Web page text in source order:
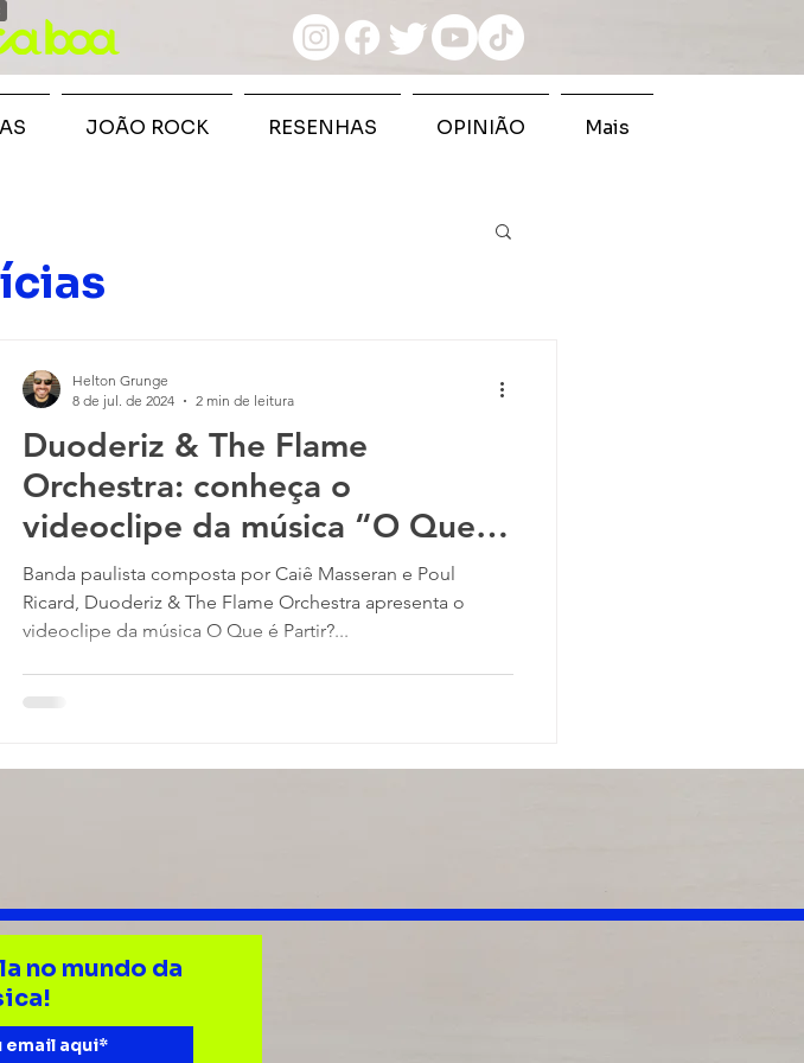
Duoderiz & The Flame
Orchestra: conheça o
videoclipe da música “O Que é
Partir?”
Banda paulista composta por Caiê Masseran e Poul
Ricard, Duoderiz & The Flame Orchestra apresenta o
videoclipe da música O Que é Partir?...
Helton Grunge
8 de jul. de 2024
2 min de leitura
JOÃO ROCK RESENHAS OPINIÃO Mais
no mundo da